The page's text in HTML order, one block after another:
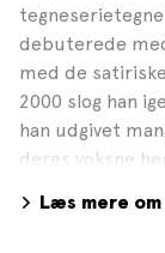
debuterede
med de
2000 slog han
han udgivet
deres voksne
Min mormors
Læs mere